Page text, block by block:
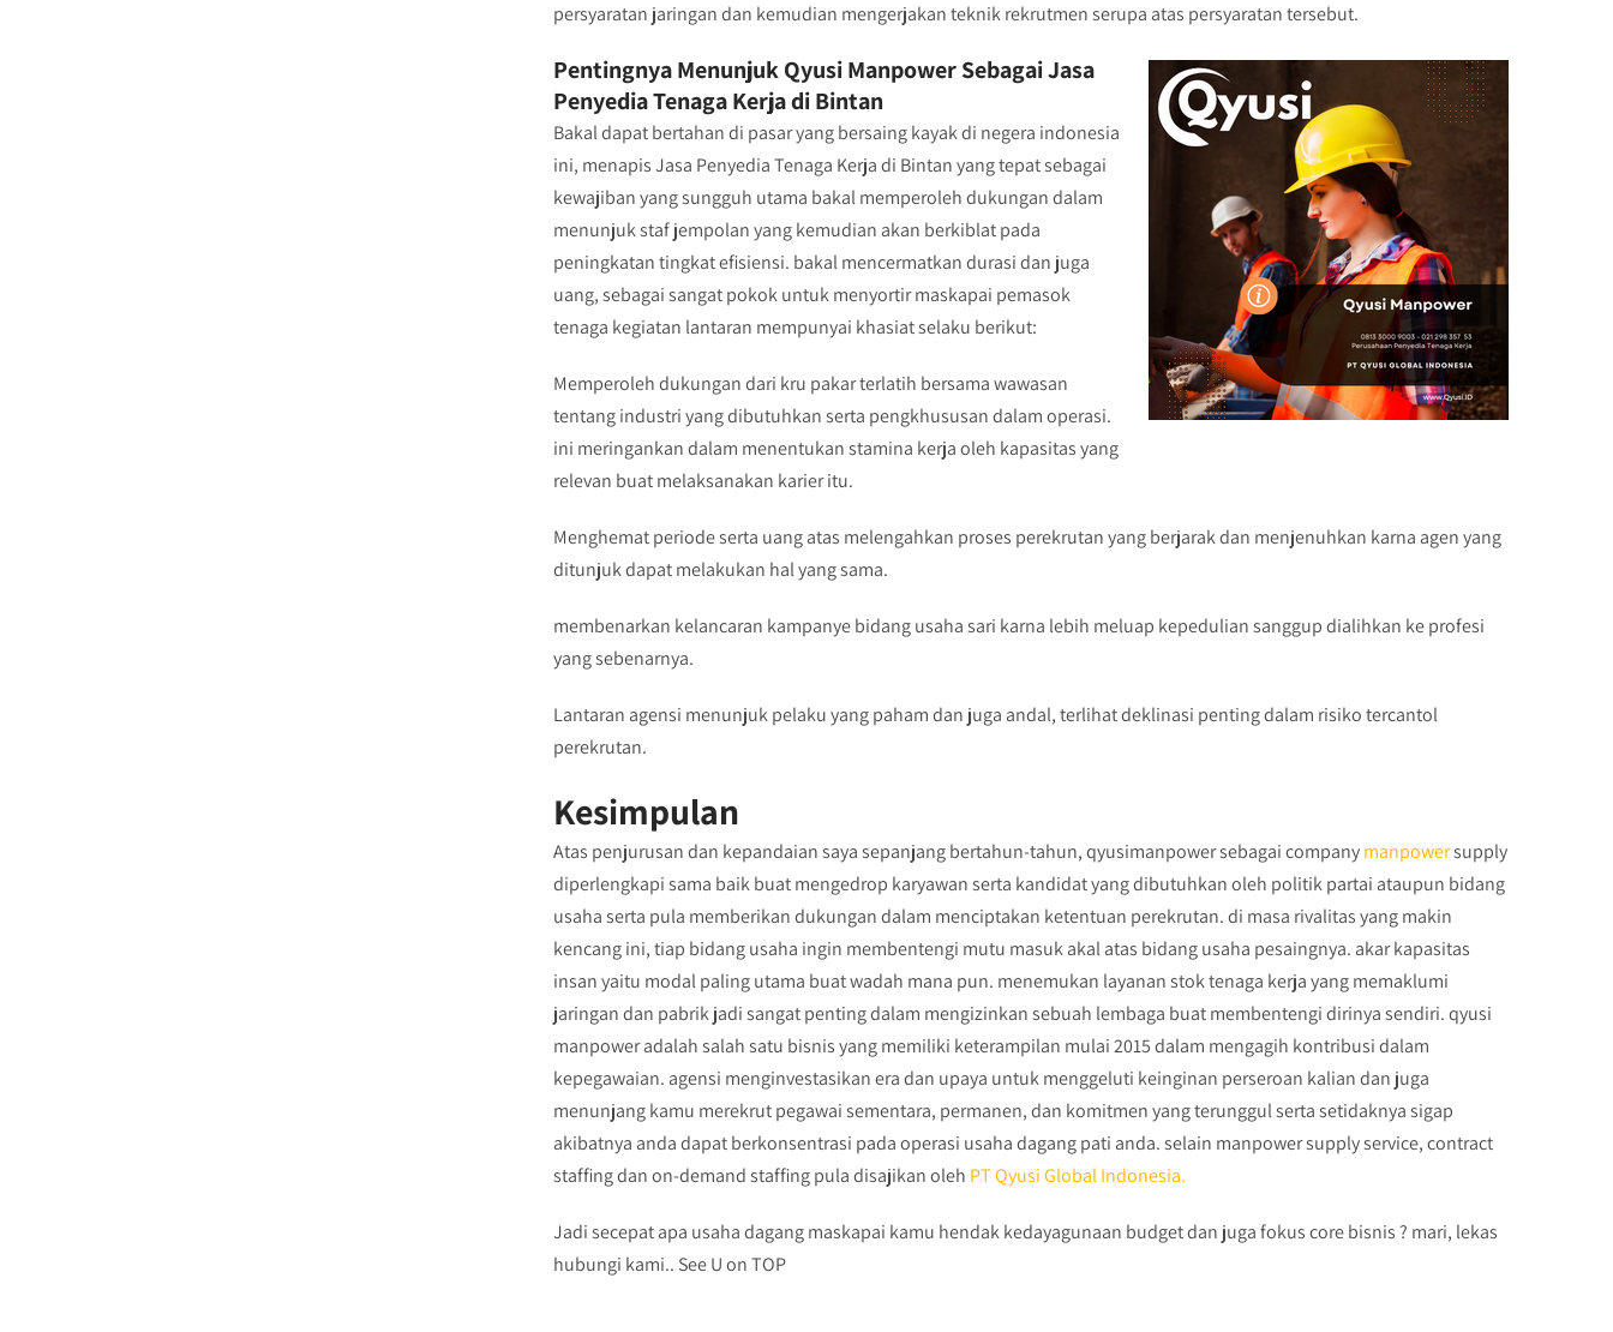
persyaratan jaringan dan kemudian mengerjakan teknik rekrutmen serupa atas persyaratan tersebut.
Pentingnya Menunjuk Qyusi Manpower Sebagai Jasa
Penyedia Tenaga Kerja di Bintan
Bakal dapat bertahan di pasar yang bersaing kayak di negera indonesia
ini, menapis Jasa Penyedia Tenaga Kerja di Bintan yang tepat sebagai
kewajiban yang sungguh utama bakal memperoleh dukungan dalam
menunjuk staf jempolan yang kemudian akan berkiblat pada
peningkatan tingkat efisiensi. bakal mencermatkan durasi dan juga
uang, sebagai sangat pokok untuk menyortir maskapai pemasok
tenaga kegiatan lantaran mempunyai khasiat selaku berikut:
Memperoleh dukungan dari kru pakar terlatih bersama wawasan
tentang industri yang dibutuhkan serta pengkhususan dalam operasi.
ini meringankan dalam menentukan stamina kerja oleh kapasitas yang
relevan buat melaksanakan karier itu.
Menghemat periode serta uang atas melengahkan proses perekrutan yang berjarak dan menjenuhkan karna agen yang
ditunjuk dapat melakukan hal yang sama.
membenarkan kelancaran kampanye bidang usaha sari karna lebih meluap kepedulian sanggup dialihkan ke profesi
yang sebenarnya.
Lantaran agensi menunjuk pelaku yang paham dan juga andal, terlihat deklinasi penting dalam risiko tercantol
perekrutan.
Kesimpulan
Atas penjurusan dan kepandaian saya sepanjang bertahun-tahun, qyusimanpower sebagai companymanpowersupply
diperlengkapi sama baik buat mengedrop karyawan serta kandidat yang dibutuhkan oleh politik partai ataupun bidang
usaha serta pula memberikan dukungan dalam menciptakan ketentuan perekrutan. di masa rivalitas yang makin
kencang ini, tiap bidang usaha ingin membentengi mutu masuk akal atas bidang usaha pesaingnya. akar kapasitas
insan yaitu modal paling utama buat wadah mana pun. menemukan layanan stok tenaga kerja yang memaklumi
jaringan dan pabrik jadi sangat penting dalam mengizinkan sebuah lembaga buat membentengi dirinya sendiri. qyusi
manpower adalah salah satu bisnis yang memiliki keterampilan mulai 2015 dalam mengagih kontribusi dalam
kepegawaian. agensi menginvestasikan era dan upaya untuk menggeluti keinginan perseroan kalian dan juga
menunjang kamu merekrut pegawai sementara, permanen, dan komitmen yang terunggul serta setidaknya sigap
akibatnya anda dapat berkonsentrasi pada operasi usaha dagang pati anda. selain manpower supply service, contract
staffing dan on-demand staffing pula disajikan oleh PT Qyusi Global Indonesia.
Jadi secepat apa usaha dagang maskapai kamu hendak kedayagunaan budget dan juga fokus core bisnis ? mari, lekas
hubungi kami.. See U on TOP